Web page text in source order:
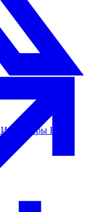
Инсайдеры Блог